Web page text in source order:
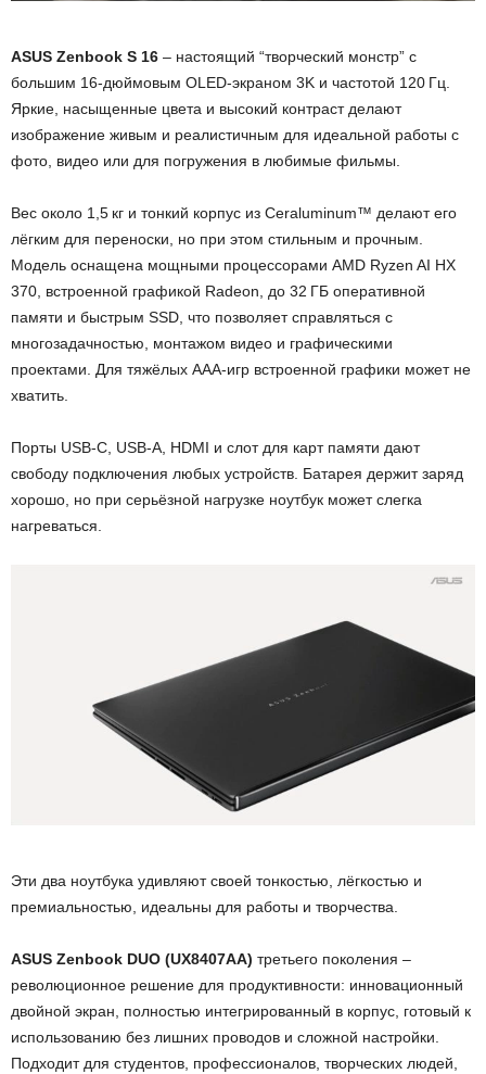
ASUS Zenbook S 16 – настоящий “творческий монстр” с
большим 16-дюймовым OLED-экраном 3K и частотой 120 Гц.
Яркие, насыщенные цвета и высокий контраст делают
изображение живым и реалистичным для идеальной работы с
фото, видео или для погружения в любимые фильмы.
Вес около 1,5 кг и тонкий корпус из Ceraluminum™ делают его
лёгким для переноски, но при этом стильным и прочным.
Модель оснащена мощными процессорами AMD Ryzen AI HX
370, встроенной графикой Radeon, до 32 ГБ оперативной
памяти и быстрым SSD, что позволяет справляться с
многозадачностью, монтажом видео и графическими
проектами. Для тяжёлых AAA-игр встроенной графики может не
хватить.
Порты USB-C, USB-A, HDMI и слот для карт памяти дают
свободу подключения любых устройств. Батарея держит заряд
хорошо, но при серьёзной нагрузке ноутбук может слегка
нагреваться.
Эти два ноутбука удивляют своей тонкостью, лёгкостью и
премиальностью, идеальны для работы и творчества.
ASUS Zenbook DUO (UX8407AA) третьего поколения –
революционное решение для продуктивности: инновационный
двойной экран, полностью интегрированный в корпус, готовый к
использованию без лишних проводов и сложной настройки.
Подходит для студентов, профессионалов, творческих людей,